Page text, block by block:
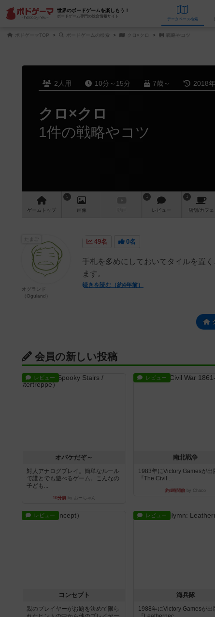
世界のボードゲームを楽しもう！
ボードゲーム専門の総合情報サイト
データベース
ボドゲーマTOP ボードゲームの検索 クロ×クロ 戦略やコツ
2人用 10分～15分 7歳～ 2018
クロ×クロ
1件の戦略やコツ
ゲーム トップ
5
画像
1
レビュー
1
店舗/カフェ
49名 0名
手札を多めにしておいてタイルを置
ます。
続きを読む（約4年前）
オグランド
（Oguland）
会員の新しい投稿
レビュー
オバケだぞ～
対人アナログプレイ。簡単なルール
で誰とでも遊べるゲーム。こんなの
子ども...
10分前by おーちゃん
レビュー
南北戦争
1983年にVictory Gamesが出
『The Civil ...
約4時間前 by Chaco
レビュー
コンセプト
親のプレイヤーがお題を決めて限ら
レビュー
海兵隊
1988年にVictory Gamesが出